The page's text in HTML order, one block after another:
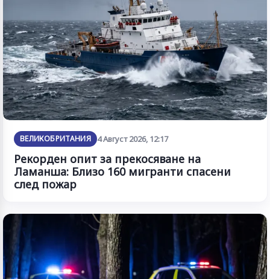
ВЕЛИКОБРИТАНИЯ 4 Август 2026, 12:17
Рекорден опит за прекосяване на
Ламанша: Близо 160 мигранти спасени
след пожар